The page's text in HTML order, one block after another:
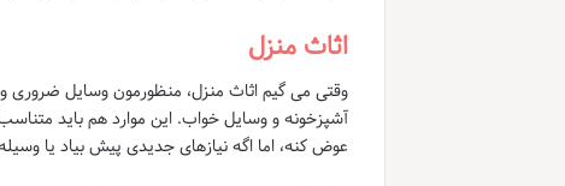
اثاث منزل
وقتی می گیم اثاث منزل، منظورمون وسایل ضروری و
آشپزخونه و وسایل خواب. این موارد هم باید
عوض کنه، اما اگه نیازهای جدیدی پیش بیاد یا